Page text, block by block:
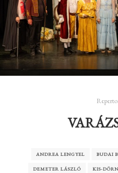
ANDREA LENGYEL BUDAI
DEMETER LÁSZLÓ KIS-